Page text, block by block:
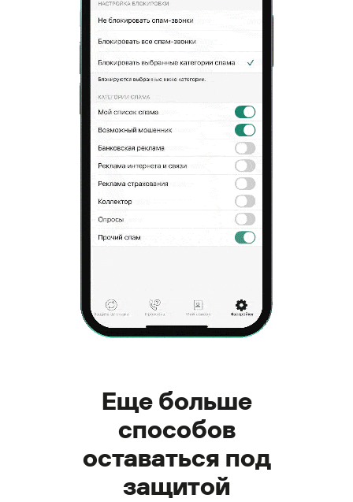
Еще больше
способов
оставаться под
защитой